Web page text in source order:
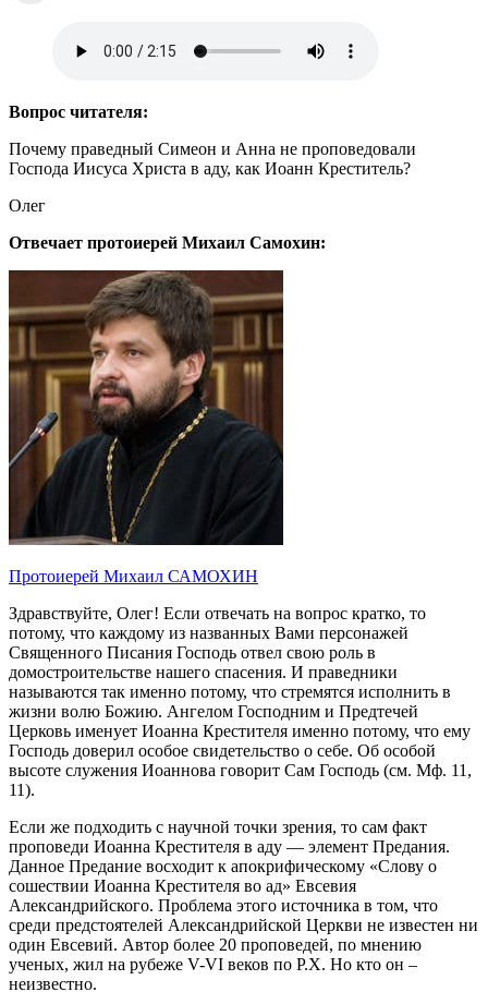
Вопрос читателя:
Почему праведный Симеон и Анна не проповедовали
Господа Иисуса Христа в аду, как Иоанн Креститель?
Олег
Отвечает протоиерей Михаил Самохин:
Протоиерей Михаил САМОХИН
Здравствуйте, Олег! Если отвечать на вопрос кратко, то
потому, что каждому из названных Вами персонажей
Священного Писания Господь отвел свою роль в
домостроительстве нашего спасения. И праведники
называются так именно потому, что стремятся исполнить в
жизни волю Божию. Ангелом Господним и Предтечей
Церковь именует Иоанна Крестителя именно потому, что ему
Господь доверил особое свидетельство о себе. Об особой
высоте служения Иоаннова говорит Сам Господь (см. Мф. 11,
11).
Если же подходить с научной точки зрения, то сам факт
проповеди Иоанна Крестителя в аду — элемент Предания.
Данное Предание восходит к апокрифическому «Слову о
сошествии Иоанна Крестителя во ад» Евсевия
Александрийского. Проблема этого источника в том, что
среди предстоятелей Александрийской Церкви не известен ни
один Евсевий. Автор более 20 проповедей, по мнению
ученых, жил на рубеже V-VI веков по Р.Х. Но кто он –
неизвестно.